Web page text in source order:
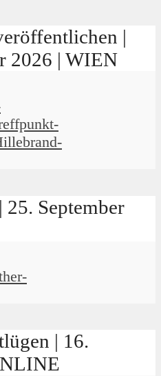
|
2026 | WIEN
25. September
| 16.